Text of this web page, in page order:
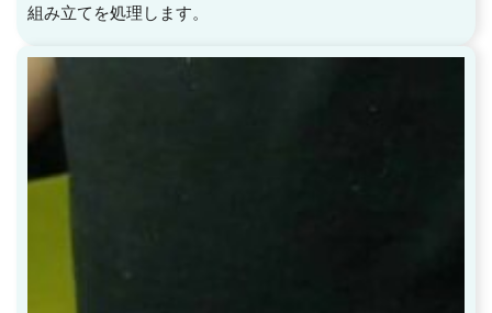
組み立てを処理します。